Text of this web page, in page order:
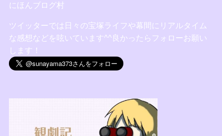
にほんブログ村
ツイッターでは日々の宝塚ライフや幕間にリアルタイム
な感想などを呟いています^^良かったらフォローお願い
します！